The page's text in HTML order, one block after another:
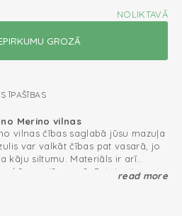
NOLIKTAVĀ
ĪPAŠĪBAS
Merino vilnas
vilnas čības saglabā jūsu mazuļa
var valkāt čības pat vasarā, jo
kāju siltumu. Materiāls ir arī
nav jāmazgā. Pateicotiesread more